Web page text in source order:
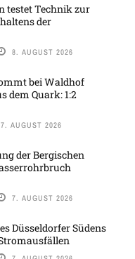
testet Technik zur
der
8. AUGUST 2026
bei Waldhof
dem Quark: 1:2
7. AUGUST 2026
der Bergischen
7. AUGUST 2026
Düsseldorfer Südens